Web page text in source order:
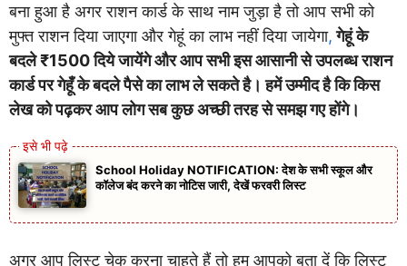
बना हुआ है अगर राशन कार्ड के साथ नाम जुड़ा है तो आप सभी को
मुफ्त राशन दिया जाएगा और गेहूं का लाभ नहीं दिया जायेगा,गेहूं के
बदले ₹1500 दिये जायेंगे और आप सभी इस आसानी से उपलब्ध राशन
कार्ड पर गेहूँ के बदले पैसे का लाभ ले सकते है। हमें उम्मीद है कि किस
लेख को पढ़कर आप लोग सब कुछ अच्छी तरह से समझ गए होंगे।
School Holiday NOTIFICATION: देश के सभी स्कूल और
कॉलेज बंद करने का नोटिस जारी, देखें फरवरी लिस्ट
अगर आप लिस्ट चेक करना चाहते हैं तो हम आपको बता दें कि लिस्ट